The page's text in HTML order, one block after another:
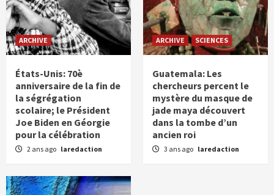
ARCHIVE
États-Unis: 70è
anniversaire de la fin de
la ségrégation
scolaire; le Président
Joe Biden en Géorgie
pour la célébration
2 ans ago laredaction
ARCHIVE SCIENCES
Guatemala: Les
chercheurs percent le
mystère du masque de
jade maya découvert
dans la tombe d’un
ancien roi
3 ans ago laredaction